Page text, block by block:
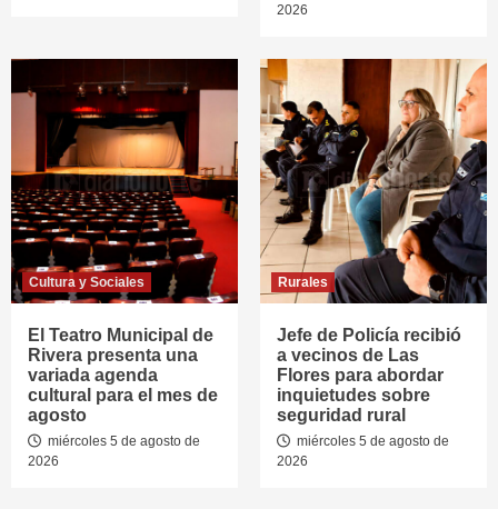
2026
Cultura y Sociales
El Teatro Municipal de
Rivera presenta una
variada agenda
cultural para el mes de
agosto
miércoles 5 de agosto de
2026
Rurales
Jefe de Policía recibió
a vecinos de Las
Flores para abordar
inquietudes sobre
seguridad rural
miércoles 5 de agosto de
2026